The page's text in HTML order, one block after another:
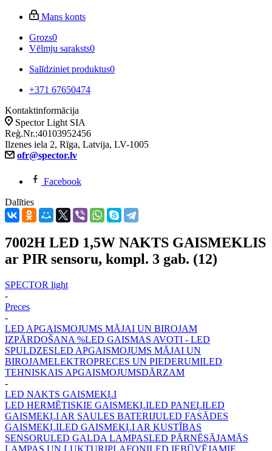
Mans konts
Grozs0
Vēlmju saraksts0
Salīdziniet produktus0
+371 67650474
Kontaktinformācija
Spector Light SIA
Reģ.Nr.:40103952456
Ilzenes iela 2, Rīga, Latvija, LV-1005
ofr@spector.lv
Facebook
Dalīties
7002H LED 1,5W NAKTS GAISMEKLIS
ar PIR sensoru, kompl. 3 gab. (12)
SPECTOR light
-
Preces
-
LED APGAISMOJUMS MĀJAI UN BIROJAM
IZPĀRDOŠANA %LED GAISMAS AVOTI - LED
SPULDZESLED APGAISMOJUMS MĀJAI UN
BIROJAMELEKTROPRECES UN PIEDERUMILED
TEHNISKAIS APGAISMOJUMSDĀRZAM
-
LED NAKTS GAISMEKĻI
LED HERMĒTISKIE GAISMEKĻILED PANEĻILED
GAISMEKĻI AR SAULES BATERIJULED FASĀDES
GAISMEKĻILED GAISMEKĻI AR KUSTĪBAS
SENSORULED GALDA LAMPASLED PĀRNĒSĀJAMĀS
LAMPAS UN LUKTURIPLAFONILED IEBŪVĒJAMIE